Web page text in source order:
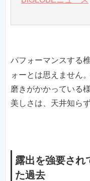
パフォーマンスする
ォーとは思えません
磨きがかかっている
美しさは、天井知ら
露出を強要され
た過去